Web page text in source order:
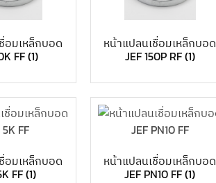
อมเหล็กบอด
FF(1)
หน้าแปลนเชื่อมเหล็กบอด
JEF 150P RF(1)
อมเหล็กบอด
FF(1)
หน้าแปลนเชื่อมเหล็กบอด
JEF PN10 FF(1)